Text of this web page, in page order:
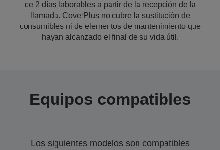
de 2 días laborables a partir de la recepción de la
llamada. CoverPlus no cubre la sustitución de
consumibles ni de elementos de mantenimiento que
hayan alcanzado el final de su vida útil.
Equipos compatibles
Los siguientes modelos son compatibles